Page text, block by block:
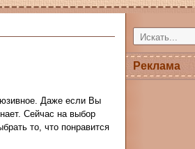
Даже если Вы
Сейчас на выбор
то, что понравится
Реклама